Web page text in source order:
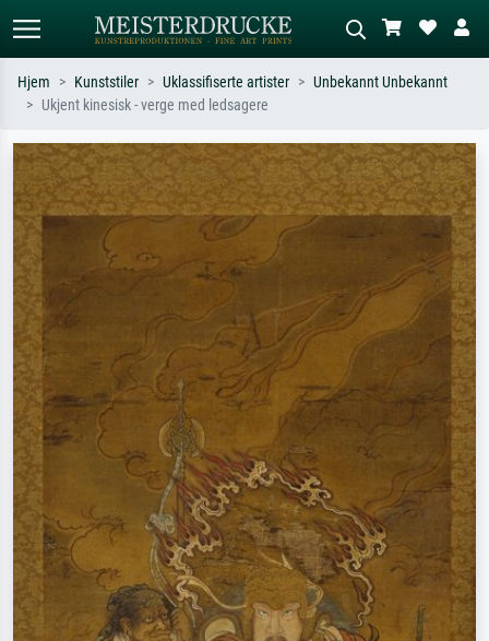
Søk etter kunstner, tittel eller stil – for
eksempel Monet, Stjernenatt,
impresjonisme, Hokusai-bølgen, akt.
Beskriv scenen – for eksempel grønn
eng, abstrakt med mye rødt, mørkt
oljemaleri, stående akt ved et tre.
Hjem Kunststiler Uklassifiserte artister
Unbekannt Unbekannt
Ukjent kinesisk - verge med ledsagere